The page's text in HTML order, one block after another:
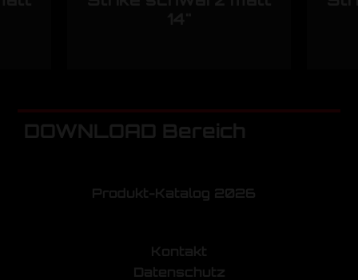
DOWNLOAD Bereich
Produkt-Katalog 2026
Kontakt
Datenschutz